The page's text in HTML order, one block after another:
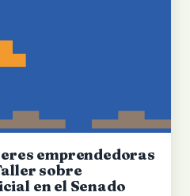
emprendedoras
sobre
en el Senado